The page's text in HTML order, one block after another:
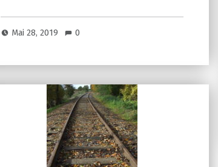
Mai 28, 2019 0